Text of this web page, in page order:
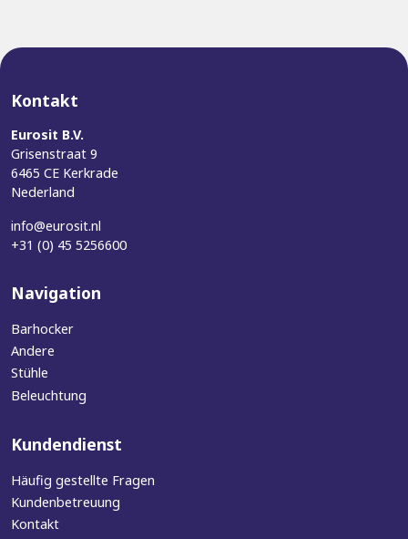
Kontakt
Eurosit B.V.
Grisenstraat 9
6465 CE Kerkrade
Nederland
info@eurosit.nl
+31 (0) 45 5256600
Navigation
Barhocker
Andere
Stühle
Beleuchtung
Kundendienst
Häufig gestellte Fragen
Kundenbetreuung
Kontakt